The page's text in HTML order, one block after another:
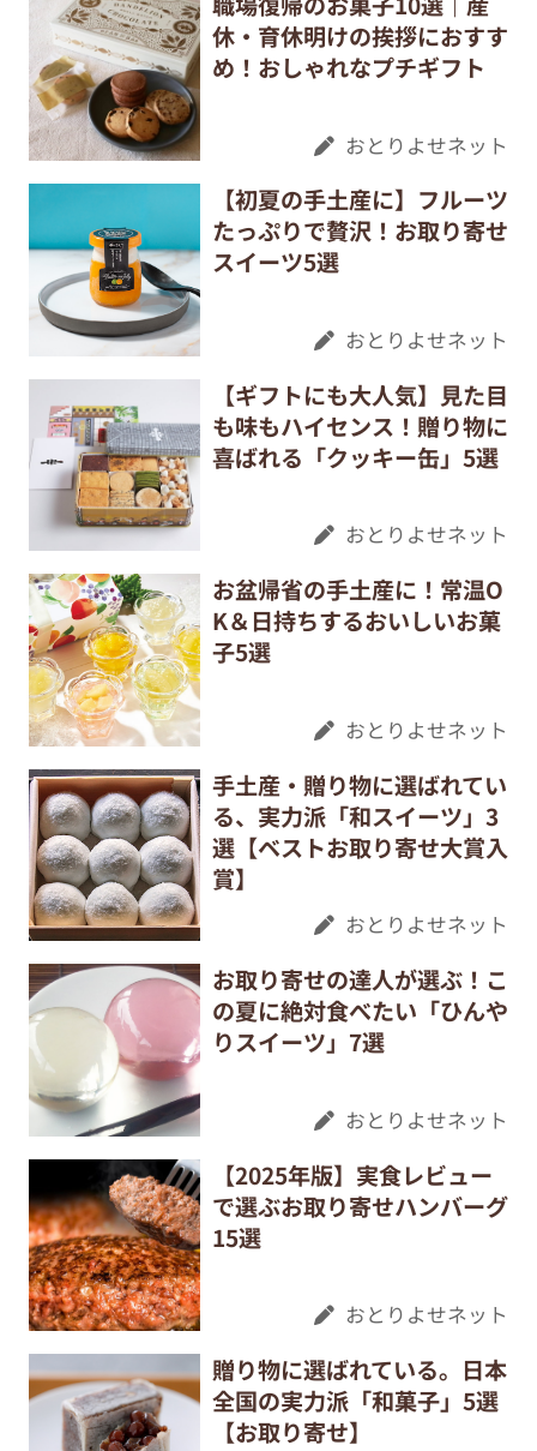
休・育休明けの挨拶におすす
め！おしゃれなプチギフト
おとりよせネット
【初夏の手土産に】フルーツ
たっぷりで贅沢！お取り寄せ
スイーツ5選
おとりよせネット
【ギフトにも大人気】見た目
も味もハイセンス！贈り物に
喜ばれる「クッキー缶」5選
おとりよせネット
お盆帰省の手土産に！常温O
K＆日持ちするおいしいお菓
子5選
おとりよせネット
手土産・贈り物に選ばれてい
る、実力派「和スイーツ」3
選【ベストお取り寄せ大賞入
賞】
おとりよせネット
お取り寄せの達人が選ぶ！こ
の夏に絶対食べたい「ひんや
りスイーツ」7選
おとりよせネット
【2025年版】実食レビュー
で選ぶお取り寄せハンバーグ
15選
おとりよせネット
贈り物に選ばれている。日本
全国の実力派「和菓子」5選
【お取り寄せ】